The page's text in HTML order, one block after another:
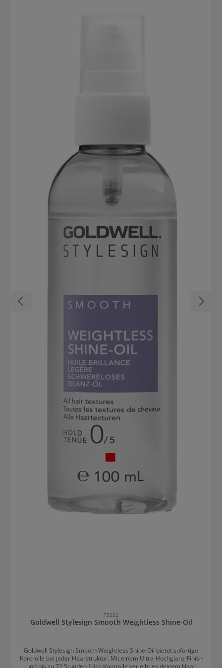
73252
Goldwell Stylesign Smooth Weightless Shine-Oil
Goldwell Stylesign Smooth Weightless Shine-Oil bietet sofortige
Kontrolle bei jeder Haarstruktur. Mit einem Ultra-Hochglanz-Finish
und bis zu 72 Stunden Frizz-Kontrolle verleiht es deinem Haar